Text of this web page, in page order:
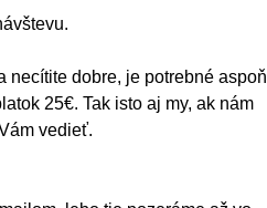
necítite dobre, je potrebné aspoň
25€. Tak isto aj my, ak nám
vedieť.